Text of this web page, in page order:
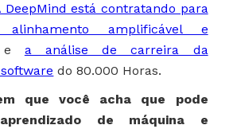
DeepMind está contratando para
amplificável ​​​e
a análise de carreira da
do 80.000 Horas.
que você acha que pode
de máquina e